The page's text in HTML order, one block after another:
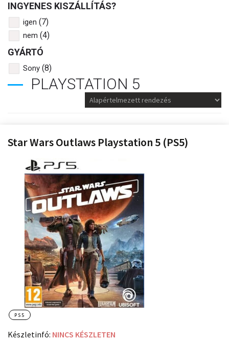
INGYENES KISZÁLLÍTÁS?
igen (7)
nem (4)
GYÁRTÓ
Sony (8)
PLAYSTATION 5
Star Wars Outlaws Playstation 5 (PS5)
PS5
Készletinfó: NINCS KÉSZLETEN